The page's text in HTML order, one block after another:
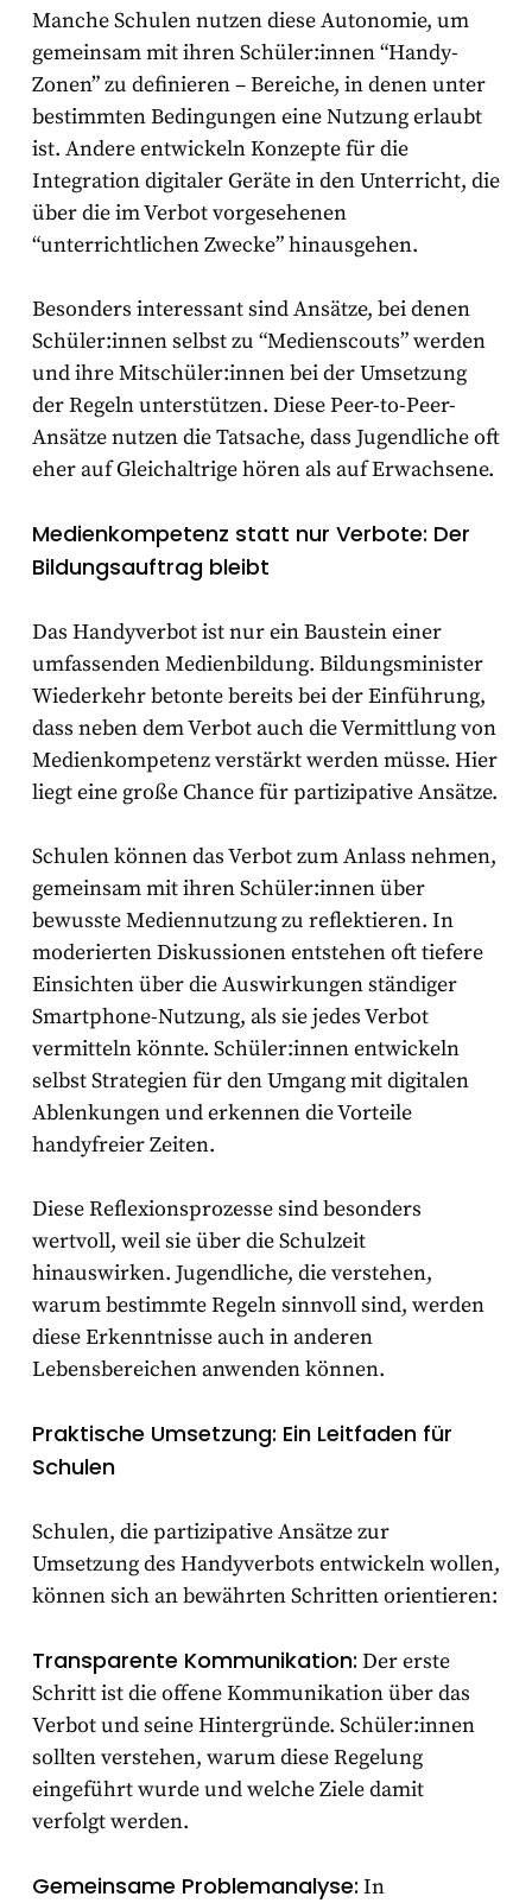
Manche Schulen nutzen diese Autonomie, um
gemeinsam mit ihren Schüler:innen “Handy-
Zonen” zu definieren – Bereiche, in denen unter
bestimmten Bedingungen eine Nutzung erlaubt
ist. Andere entwickeln Konzepte für die
Integration digitaler Geräte in den Unterricht, die
über die im Verbot vorgesehenen
“unterrichtlichen Zwecke” hinausgehen.
Besonders interessant sind Ansätze, bei denen
Schüler:innen selbst zu “Medienscouts” werden
und ihre Mitschüler:innen bei der Umsetzung
der Regeln unterstützen. Diese Peer-to-Peer-
Ansätze nutzen die Tatsache, dass Jugendliche oft
eher auf Gleichaltrige hören als auf Erwachsene.
Medienkompetenz statt nur Verbote: Der
Bildungsauftrag bleibt
Das Handyverbot ist nur ein Baustein einer
umfassenden Medienbildung. Bildungsminister
Wiederkehr betonte bereits bei der Einführung,
dass neben dem Verbot auch die Vermittlung von
Medienkompetenz verstärkt werden müsse. Hier
liegt eine große Chance für partizipative Ansätze.
Schulen können das Verbot zum Anlass nehmen,
gemeinsam mit ihren Schüler:innen über
bewusste Mediennutzung zu reflektieren. In
moderierten Diskussionen entstehen oft tiefere
Einsichten über die Auswirkungen ständiger
Smartphone-Nutzung, als sie jedes Verbot
vermitteln könnte. Schüler:innen entwickeln
selbst Strategien für den Umgang mit digitalen
Ablenkungen und erkennen die Vorteile
handyfreier Zeiten.
Diese Reflexionsprozesse sind besonders
wertvoll, weil sie über die Schulzeit
hinauswirken. Jugendliche, die verstehen,
warum bestimmte Regeln sinnvoll sind, werden
diese Erkenntnisse auch in anderen
Lebensbereichen anwenden können.
Praktische Umsetzung: Ein Leitfaden für
Schulen
Schulen, die partizipative Ansätze zur
Umsetzung des Handyverbots entwickeln wollen,
können sich an bewährten Schritten orientieren:
Transparente Kommunikation: Der erste
Schritt ist die offene Kommunikation über das
Verbot und seine Hintergründe. Schüler:innen
sollten verstehen, warum diese Regelung
eingeführt wurde und welche Ziele damit
verfolgt werden.
Gemeinsame Problemanalyse: In